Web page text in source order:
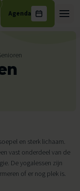
Agenda
en sterk lichaam.
vast onderdeel van de
De yogalessen zijn
of er nog plek is.